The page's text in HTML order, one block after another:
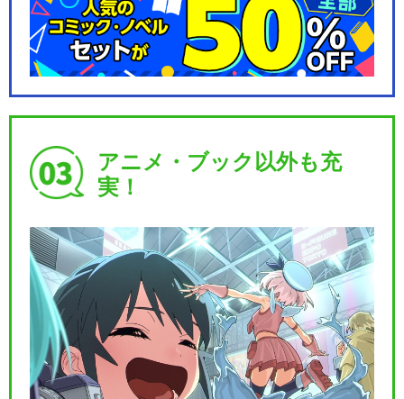
アニメ・ブック以外も充
実！